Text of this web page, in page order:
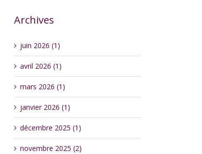
Archives
juin 2026 (1)
avril 2026 (1)
mars 2026 (1)
janvier 2026 (1)
décembre 2025 (1)
novembre 2025 (2)